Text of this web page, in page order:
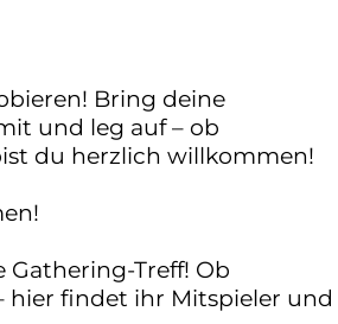
Bring deine
und leg auf – ob
du herzlich willkommen!
Gathering-Treff! Ob
hier findet ihr Mitspieler und